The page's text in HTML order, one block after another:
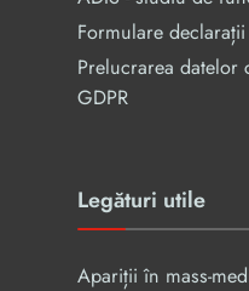
Formulare
Prelucrarea datelor
GDPR
Legături utile
Apariții în mass-